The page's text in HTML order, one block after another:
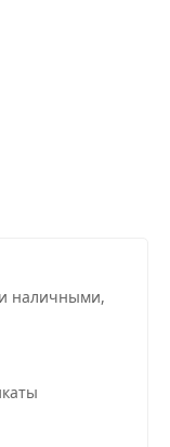
наличными,